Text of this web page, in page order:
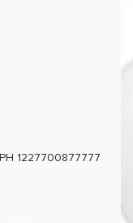
1227700877777